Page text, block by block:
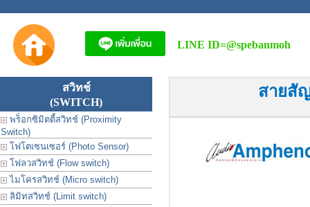
LINE ID=@spebanmoh
สวิทช์
(SWITCH)
พร็อกซิมิตตี้สวิทช์ (Proximity
Switch)
โฟโตเซนเซอร์ (Photo Sensor)
โฟลวสวิทช์ (Flow switch)
ไมโครสวิทช์ (Micro switch)
ลิมิทสวิทช์ (Limit switch)
สายสัญ